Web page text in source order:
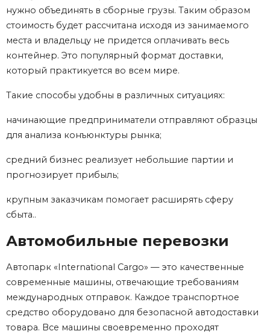
нужно объединять в сборные грузы. Таким образом
стоимость будет рассчитана исходя из занимаемого
места и владельцу не придется оплачивать весь
контейнер. Это популярный формат доставки,
который практикуется во всем мире.
Такие способы удобны в различных ситуациях:
начинающие предприниматели отправляют образцы
для анализа конъюнктуры рынка;
средний бизнес реализует небольшие партии и
прогнозирует прибыль;
крупным заказчикам помогает расширять сферу
сбыта..
Автомобильные перевозки
Автопарк «International Cargo» — это качественные
современные машины, отвечающие требованиям
международных отправок. Каждое транспортное
средство оборудовано для безопасной автодоставки
товара. Все машины своевременно проходят